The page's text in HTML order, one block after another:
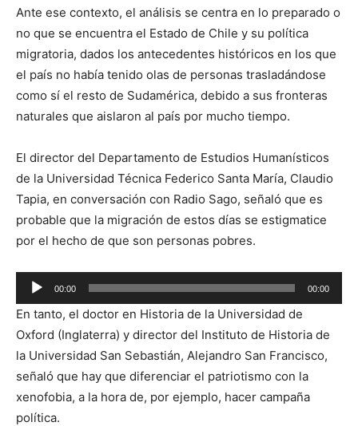
Ante ese contexto, el análisis se centra en lo preparado o
no que se encuentra el Estado de Chile y su política
migratoria, dados los antecedentes históricos en los que
el país no había tenido olas de personas trasladándose
como sí el resto de Sudamérica, debido a sus fronteras
naturales que aislaron al país por mucho tiempo.
El director del Departamento de Estudios Humanísticos
de la Universidad Técnica Federico Santa María, Claudio
Tapia, en conversación con Radio Sago, señaló que es
probable que la migración de estos días se estigmatice
por el hecho de que son personas pobres.
Reproductor
de
audio
00:00 00:00
En tanto, el doctor en Historia de la Universidad de
Oxford (Inglaterra) y director del Instituto de Historia de
la Universidad San Sebastián, Alejandro San Francisco,
señaló que hay que diferenciar el patriotismo con la
xenofobia, a la hora de, por ejemplo, hacer campaña
política.